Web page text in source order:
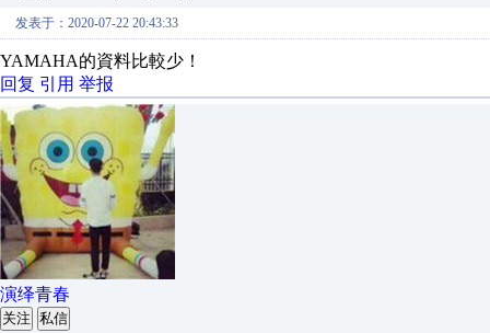
发表于：2020-07-22 20:43:33
YAMAHA的資料比較少！
回复 引用 举报
演绎青春
关注 私信